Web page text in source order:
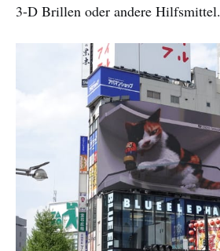
3-D Brillen oder andere Hilfsmittel.